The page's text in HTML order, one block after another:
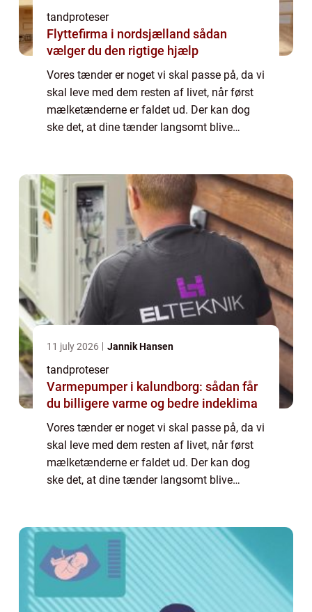
tandproteser
Flyttefirma i nordsjælland sådan
vælger du den rigtige hjælp
Vores tænder er noget vi skal passe på, da vi
skal leve med dem resten af livet, når først
mælketænderne er faldet ud. Der kan dog
ske det, at dine tænder langsomt blive
11 july 2026 Jannik Hansen
tandproteser
Varmepumper i kalundborg: sådan får
du billigere varme og bedre indeklima
Vores tænder er noget vi skal passe på, da vi
skal leve med dem resten af livet, når først
mælketænderne er faldet ud. Der kan dog
ske det, at dine tænder langsomt blive